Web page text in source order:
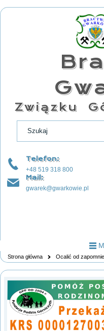
Związku
Telefon:
+48 519 318 800
Mail:
gwarek@gwarkowie.pl
Strona główna Ocalić od